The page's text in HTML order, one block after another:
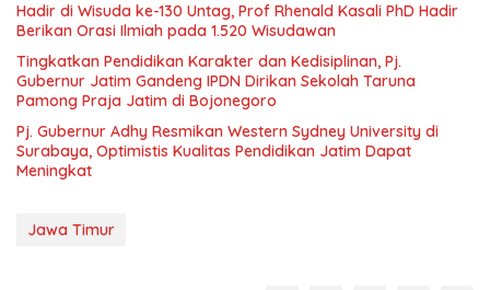
Hadir di Wisuda ke-130 Untag, Prof Rhenald Kasali PhD Hadir
Berikan Orasi Ilmiah pada 1.520 Wisudawan
Tingkatkan Pendidikan Karakter dan Kedisiplinan, Pj.
Gubernur Jatim Gandeng IPDN Dirikan Sekolah Taruna
Pamong Praja Jatim di Bojonegoro
Pj. Gubernur Adhy Resmikan Western Sydney University di
Surabaya, Optimistis Kualitas Pendidikan Jatim Dapat
Meningkat
Jawa Timur